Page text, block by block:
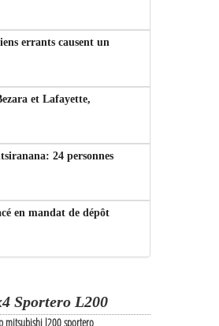
errants causent un
et Lafayette,
24 personnes
en mandat de dépôt
Sportero L200
mitsubishi l200 sportero